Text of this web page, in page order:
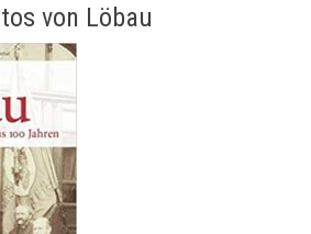
von Löbau